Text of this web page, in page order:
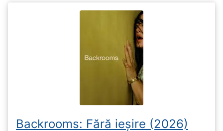
Backrooms: Fără ieșire (2026)